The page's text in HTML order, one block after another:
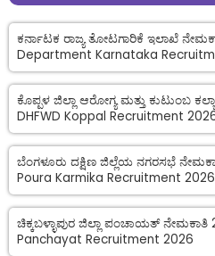
ಕರ್ನಾಟಕ ರಾಜ್ಯ ತೋಟಗಾರಿಕೆ ಇಲಾಖೆ
Department Karnataka
ಕೊಪ್ಪಳ ಜಿಲ್ಲಾ ಆರೋಗ್ಯ ಮತ್ತು ಕುಟುಂಬ
DHFWD Koppal Recruitment
ಬೆಂಗಳೂರು ದಕ್ಷಿಣ ಜಿಲ್ಲೆಯ ನಗರಸಭೆ
Poura Karmika Recruitment 2026
ಚಿಕ್ಕಬಳ್ಳಾಪುರ ಜಿಲ್ಲಾ ಪಂಚಾಯತ್
Panchayat Recruitment 2026